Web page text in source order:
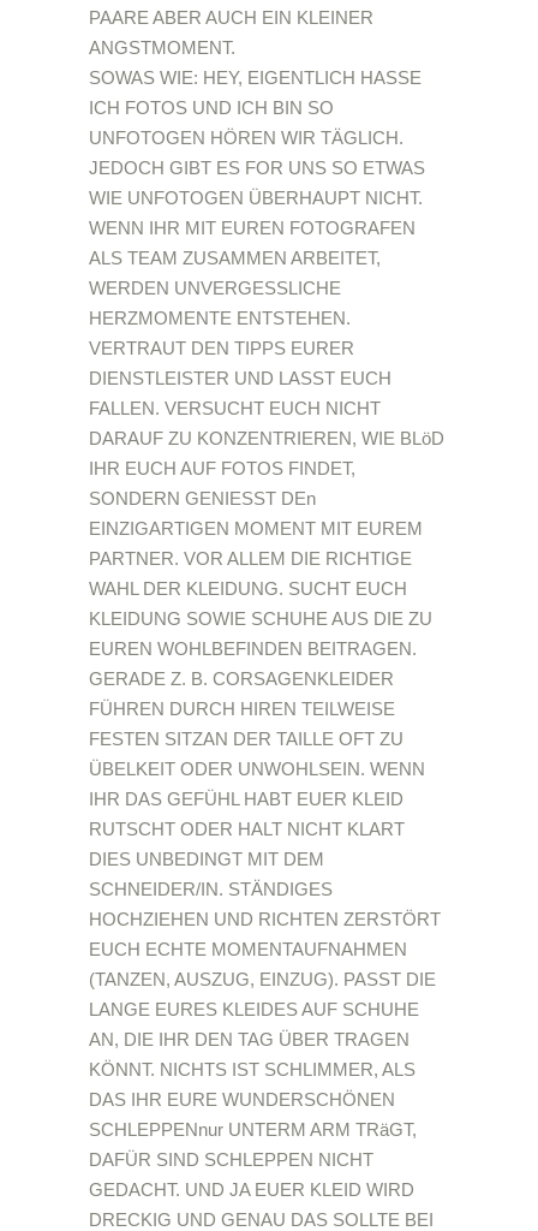
PAARE ABER AUCH EIN KLEINER
ANGSTMOMENT.
SOWAS WIE: HEY, EIGENTLICH HASSE
ICH FOTOS UND ICH BIN SO
UNFOTOGEN HÖREN WIR TÄGLICH.
JEDOCH GIBT ES FOR UNS SO ETWAS
WIE UNFOTOGEN ÜBERHAUPT NICHT.
WENN IHR MIT EUREN FOTOGRAFEN
ALS TEAM ZUSAMMEN ARBEITET,
WERDEN UNVERGESSLICHE
HERZMOMENTE ENTSTEHEN.
VERTRAUT DEN TIPPS EURER
DIENSTLEISTER UND LASST EUCH
FALLEN. VERSUCHT EUCH NICHT
DARAUF ZU KONZENTRIEREN, WIE BLöD
IHR EUCH AUF FOTOS FINDET,
SONDERN GENIESST DEn
EINZIGARTIGEN MOMENT MIT EUREM
PARTNER. VOR ALLEM DIE RICHTIGE
WAHL DER KLEIDUNG. SUCHT EUCH
KLEIDUNG SOWIE SCHUHE AUS DIE ZU
EUREN WOHLBEFINDEN BEITRAGEN.
GERADE Z. B. CORSAGENKLEIDER
FÜHREN DURCH HIREN TEILWEISE
FESTEN SITZAN DER TAILLE OFT ZU
ÜBELKEIT ODER UNWOHLSEIN. WENN
IHR DAS GEFÜHL HABT EUER KLEID
RUTSCHT ODER HALT NICHT KLART
DIES UNBEDINGT MIT DEM
SCHNEIDER/IN. STÄNDIGES
HOCHZIEHEN UND RICHTEN ZERSTÖRT
EUCH ECHTE MOMENTAUFNAHMEN
(TANZEN, AUSZUG, EINZUG). PASST DIE
LANGE EURES KLEIDES AUF SCHUHE
AN, DIE IHR DEN TAG ÜBER TRAGEN
KÖNNT. NICHTS IST SCHLIMMER, ALS
DAS IHR EURE WUNDERSCHÖNEN
SCHLEPPENnur UNTERM ARM TRäGT,
DAFÜR SIND SCHLEPPEN NICHT
GEDACHT. UND JA EUER KLEID WIRD
DRECKIG UND GENAU DAS SOLLTE BEI